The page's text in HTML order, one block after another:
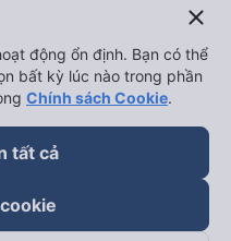
close
động ổn định. Bạn có thể
bất kỳ lúc nào trong phần
Chính sách Cookie.
tất cả